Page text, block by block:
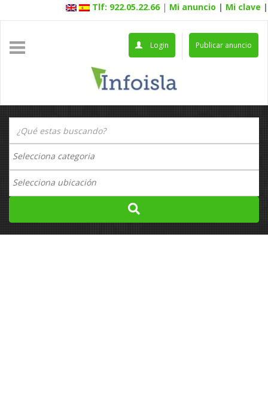
Tlf: 922.05.22.66 | Mi anuncio | Mi clave |
Publicar anuncio
Login